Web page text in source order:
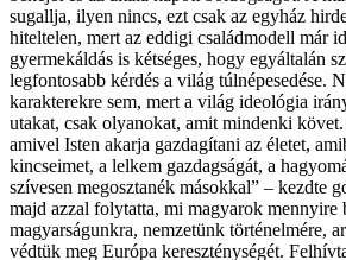
sugallja, ilyen nincs, ezt csak az egyház
hiteltelen, mert az eddigi családmodell már
gyermekáldás is kétséges, hogy egyáltalán
legfontosabb kérdés a világ túlnépesedése.
karakterekre sem, mert a világ ideológia
utakat, csak olyanokat, amit mindenki
amivel Isten akarja gazdagítani az életet,
kincseimet, a lelkem gazdagságát, a
szívesen megosztanék másokkal” – kezdte
majd azzal folytatta, mi magyarok mennyire
magyarságunkra, nemzetünk történelmére,
védtük meg Európa kereszténységét.